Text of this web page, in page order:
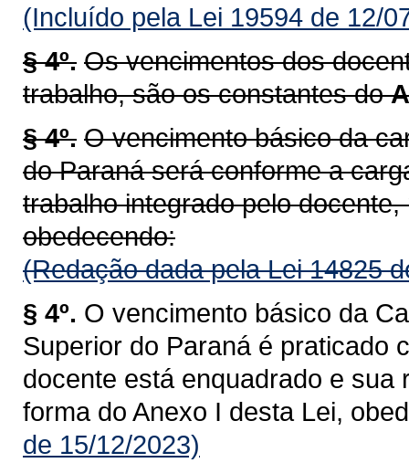
(Incluído pela Lei 19594 de 12/
§ 4º. Os vencimentos dos
trabalho, são os constantes do
§ 4º. O vencimento básico da
do Paraná será conforme a
trabalho integrado pelo
obedecendo:
(Redação dada pela Lei 14825
§ 4º. O vencimento básico da
Superior do Paraná é praticado
docente está enquadrado e
forma do Anexo I desta Lei,
de 15/12/2023)